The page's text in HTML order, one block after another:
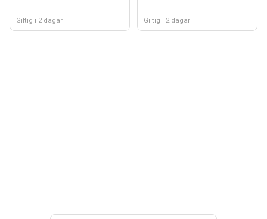
Giltig i 2 dagar Giltig i 2 dagar